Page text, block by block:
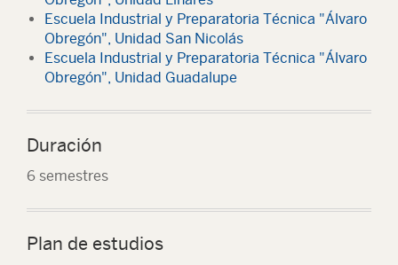
Escuela Industrial y Preparatoria Técnica "Álvaro
Obregón", Unidad San Nicolás
Escuela Industrial y Preparatoria Técnica "Álvaro
Obregón", Unidad Guadalupe
Duración
6 semestres
Plan de estudios